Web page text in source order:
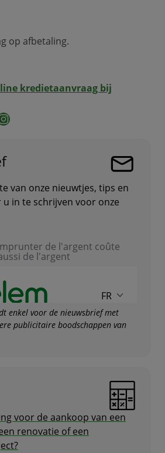
op afbetaling.
kredietaanvraag bij
van onze nieuwtjes, tips en
in te schrijven voor onze
enkel voor de nieuwsbrief met
publicitaire boodschappen van
voor de aankoop van een
renovatie of een